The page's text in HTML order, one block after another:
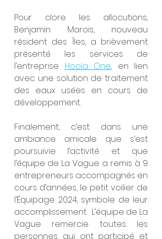
Pour clore les allocutions,
Benjamin Marois, nouveau
résident des Îles, a brièvement
présenté les services de
l’entreprise Hoola One, en lien
avec une solution de traitement
des eaux usées en cours de
développement.
Finalement, c’est dans une
ambiance amicale que s’est
poursuivie l’activité et que
l’équipe de La Vague a remis à 9
entrepreneurs accompagnés en
cours d’années, le petit voilier de
l’Équipage 2024, symbole de leur
accomplissement.  L’équipe de La
Vague remercie toutes les
personnes qui ont participé et